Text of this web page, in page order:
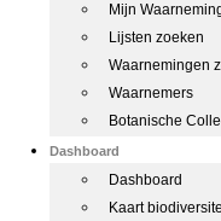
Mijn
Lijsten zoeken
Waarnemingen
Waarnemers
Botanische
Dashboard
Dashboard
Kaart